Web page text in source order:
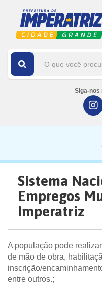
Siga-nos
Sistema
Empregos
Imperatriz
A população pode
de mão de obra,
inscrição/
entre outros.;